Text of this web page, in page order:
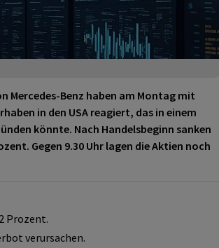
Mercedes-Benz haben am Montag mit
in den USA reagiert, das in einem
könnte. Nach Handelsbeginn sanken
Gegen 9.30 Uhr lagen die Aktien noch
Prozent.
verursachen.